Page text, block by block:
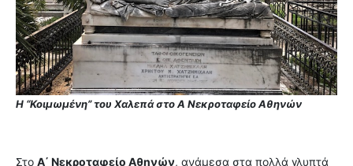
Η “Κοιμωμένη” του Χαλεπά στο Α Νεκροταφείο Αθηνών
Στο Α΄ Νεκροταφείο Αθηνών, ανάμεσα στα πολλά γλυπτά